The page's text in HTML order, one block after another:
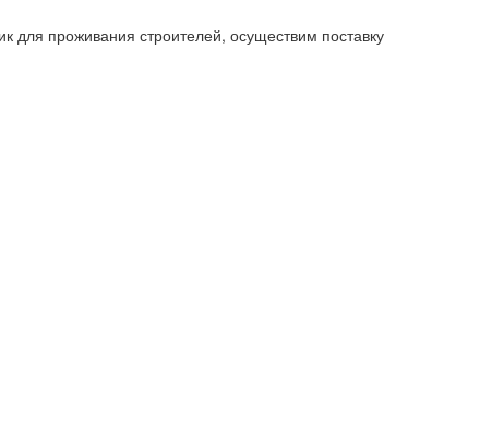
для проживания строителей, осуществим поставку